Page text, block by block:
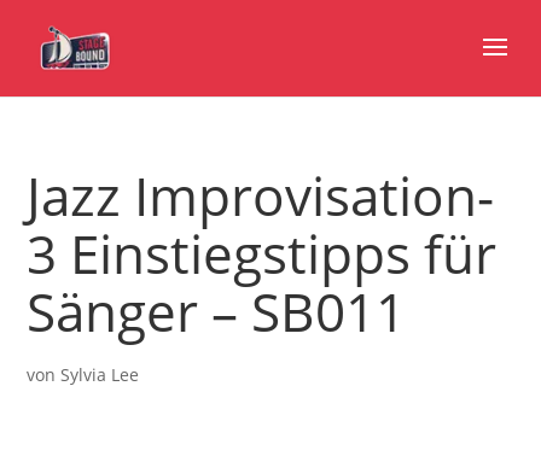
Jazz Improvisation-
3 Einstiegstipps für
Sänger – SB011
vonSylvia Lee